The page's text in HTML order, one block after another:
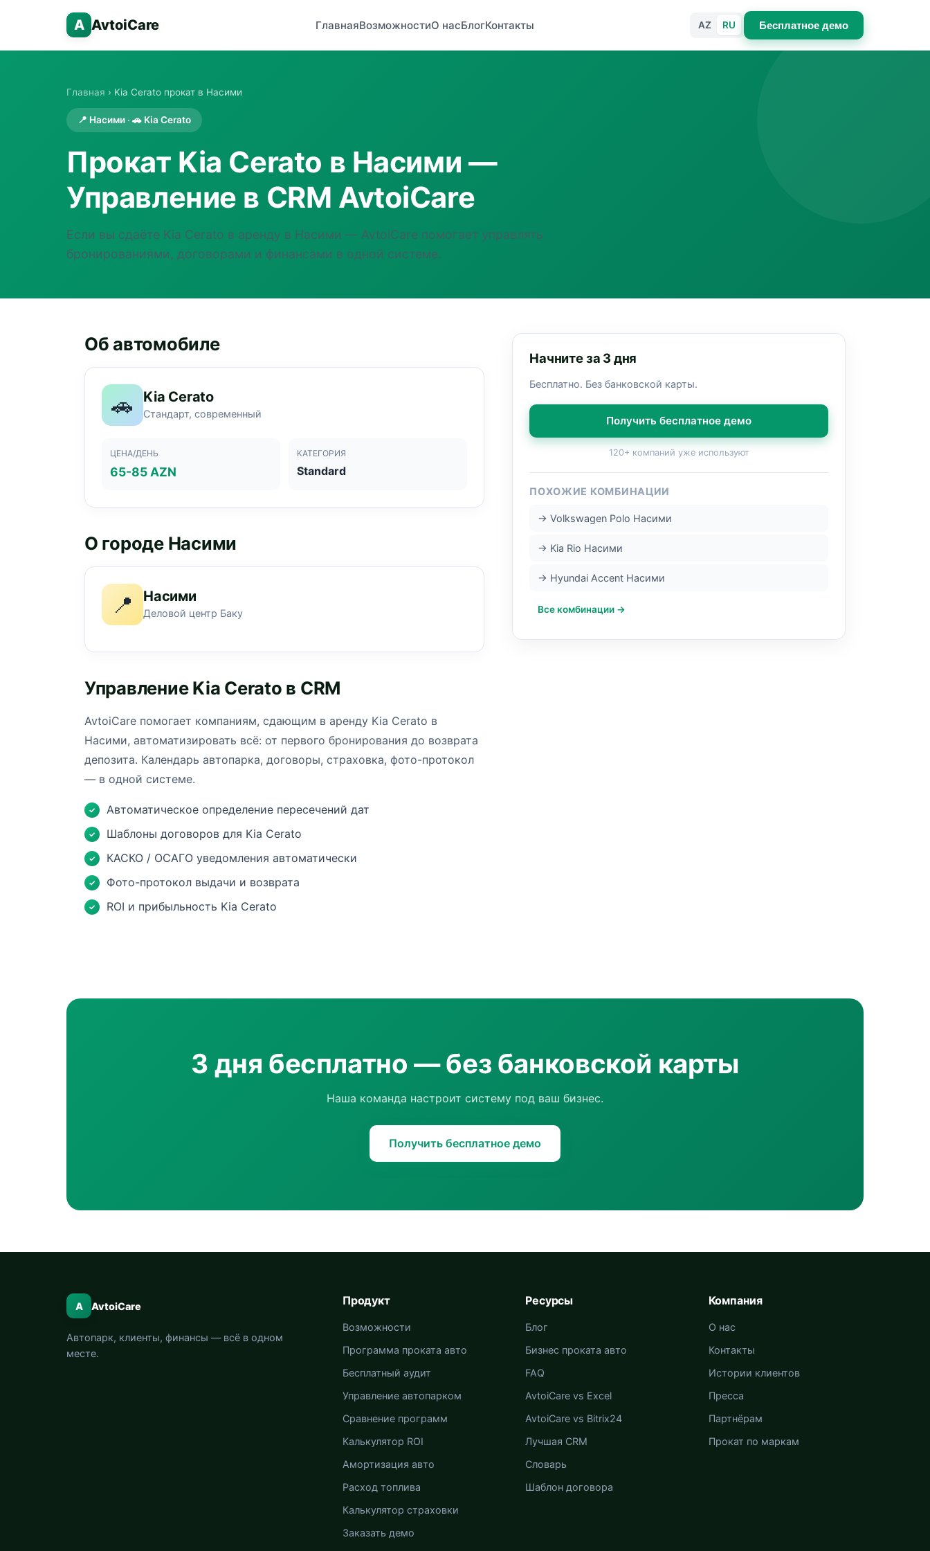
A AvtoiCare ГлавнаяВозможностиО насБлогКонтакты AZ RU Бесплатное демо
Главная › Kia Cerato прокат в Насими
📍 Насими · 🚗 Kia Cerato
Прокат Kia Cerato в Насими —
Управление в CRM AvtoiCare
Если вы сдаёте Kia Cerato в аренду в Насими — AvtoiCare помогает управлять
бронированиями, договорами и финансами в одной системе.
Об автомобиле
🚗 Kia Cerato
Стандарт, современный
ЦЕНА/ДЕНЬ
65-85 AZN
КАТЕГОРИЯ
Standard
О городе Насими
📍 Насими
Деловой центр Баку
Управление Kia Cerato в CRM
AvtoiCare помогает компаниям, сдающим в аренду Kia Cerato в
Насими, автоматизировать всё: от первого бронирования до возврата
депозита. Календарь автопарка, договоры, страховка, фото-протокол
— в одной системе.
✓ Автоматическое определение пересечений дат
✓ Шаблоны договоров для Kia Cerato
✓ КАСКО / ОСАГО уведомления автоматически
✓ Фото-протокол выдачи и возврата
✓ ROI и прибыльность Kia Cerato
Начните за 3 дня
Бесплатно. Без банковской карты.
Получить бесплатное демо
120+ компаний уже используют
ПОХОЖИЕ КОМБИНАЦИИ
→ Volkswagen Polo Насими
→ Kia Rio Насими
→ Hyundai Accent Насими
Все комбинации →
3 дня бесплатно — без банковской карты
Наша команда настроит систему под ваш бизнес.
Получить бесплатное демо
A AvtoiCare
Автопарк, клиенты, финансы — всё в одном
месте.
Продукт
Возможности
Программа проката авто
Бесплатный аудит
Управление автопарком
Сравнение программ
Калькулятор ROI
Амортизация авто
Расход топлива
Калькулятор страховки
Заказать демо
Ресурсы
Блог
Бизнес проката авто
FAQ
AvtoiCare vs Excel
AvtoiCare vs Bitrix24
Лучшая CRM
Словарь
Шаблон договора
Компания
О нас
Контакты
Истории клиентов
Пресса
Партнёрам
Прокат по маркам